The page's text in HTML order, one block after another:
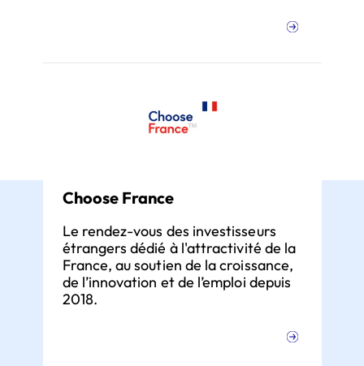
Choose France
Le rendez-vous des investisseurs
étrangers dédié à l'attractivité de la
France, au soutien de la croissance,
de l’innovation et de l’emploi depuis
2018.